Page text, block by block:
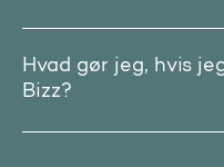
Hvad gør jeg, hvis
Bizz?